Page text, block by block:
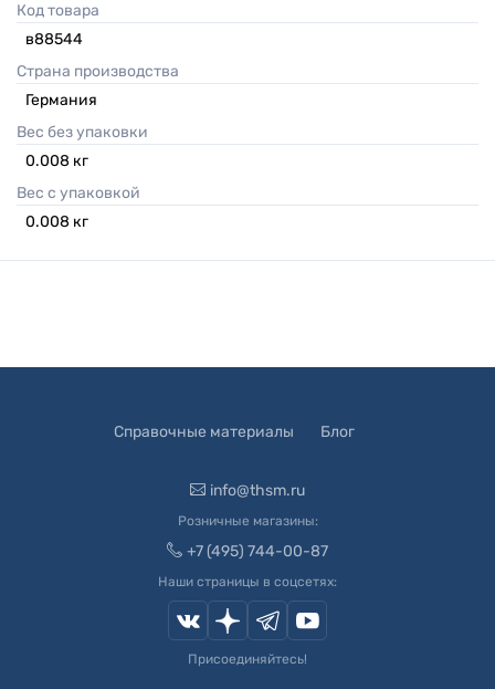
Код товара
в88544
Страна производства
Германия
Вес без упаковки
0.008 кг
Вес с упаковкой
0.008 кг
Справочные материалы Блог
info@thsm.ru
Розничные магазины:
+7 (495) 744-00-87
Наши страницы в соцсетях:
Присоединяйтесь!